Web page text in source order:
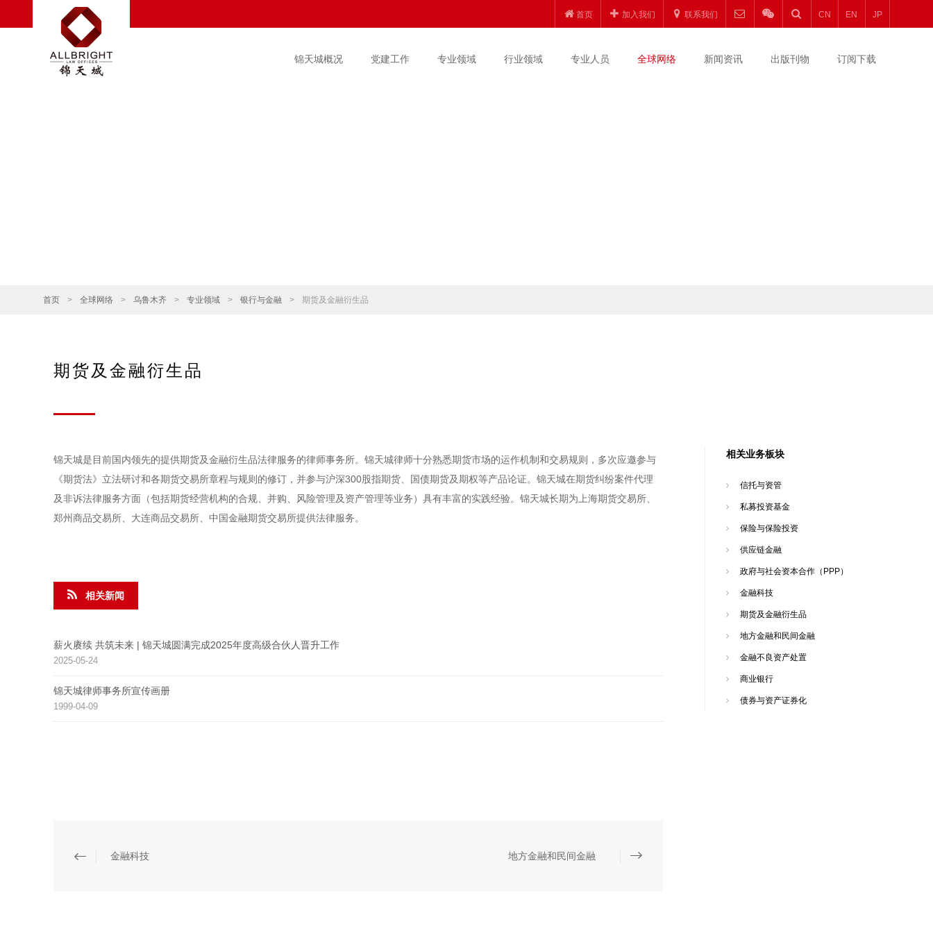
首页 加入我们 联系我们 CN EN JP
锦天城概况 党建工作 专业领域 行业领域 专业人员 全球网络 新闻资讯 出版刊物 订阅下载
首页 > 全球网络 > 乌鲁木齐 > 专业领域 > 银行与金融 > 期货及金融衍生品
期货及金融衍生品
锦天城是目前国内领先的提供期货及金融衍生品法律服务的律师事务所。锦天城律师十分熟悉期货市场的运作机制和交易规则，多次应邀参与
《期货法》立法研讨和各期货交易所章程与规则的修订，并参与沪深300股指期货、国债期货及期权等产品论证。锦天城在期货纠纷案件代理
及非诉法律服务方面（包括期货经营机构的合规、并购、风险管理及资产管理等业务）具有丰富的实践经验。锦天城长期为上海期货交易所、
郑州商品交易所、大连商品交易所、中国金融期货交易所提供法律服务。
相关新闻
薪火赓续 共筑未来 | 锦天城圆满完成2025年度高级合伙人晋升工作
2025-05-24
锦天城律师事务所宣传画册
1999-04-09
金融科技 地方金融和民间金融
相关业务板块
信托与资管
私募投资基金
保险与保险投资
供应链金融
政府与社会资本合作（PPP）
金融科技
期货及金融衍生品
地方金融和民间金融
金融不良资产处置
商业银行
债券与资产证券化